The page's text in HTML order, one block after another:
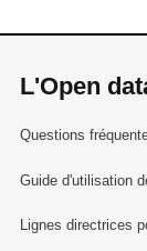
L'Open
Questions
Guide d'utilisation
Lignes directrices